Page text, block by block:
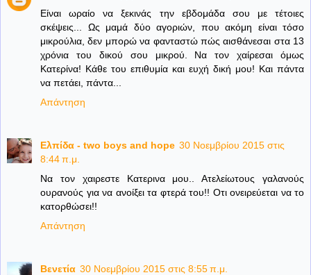
Είναι ωραίο να ξεκινάς την εβδομάδα σου με τέτοιες
σκέψεις... Ως μαμά δύο αγοριών, που ακόμη είναι τόσο
μικρούλια, δεν μπορώ να φανταστώ πώς αισθάνεσαι στα 13
χρόνια του δικού σου μικρού. Να τον χαίρεσαι όμως
Κατερίνα! Κάθε του επιθυμία και ευχή δική μου! Και πάντα
να πετάει, πάντα...
Απάντηση
Ελπίδα - two boys and hope 30 Νοεμβρίου 2015 στις
8:44 π.μ.
Να τον χαιρεστε Κατερινα μου.. Ατελείωτους γαλανούς
ουρανούς για να ανοίξει τα φτερά του!! Οτι ονειρεύεται να το
κατορθώσει!!
Απάντηση
Βενετία 30 Νοεμβρίου 2015 στις 8:55 π.μ.